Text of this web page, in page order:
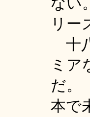
ない
リー
十
ミア
だ。
本で